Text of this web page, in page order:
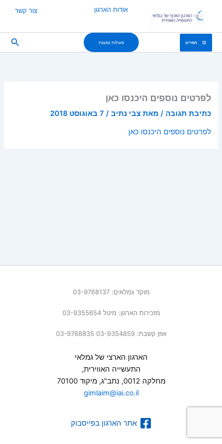
אודות הארגון צור קשר
תפריט פעולות נפוצות
לפרטים נוספים היכנסו כאן
כתיבת תגובה / מאתצבי נתיב/ 7 באוגוסט 2018
לפרטים נוספים היכנסו כאן
מוקד גמלאים: 03-9768137
מזכירות הארגון: מיטל 03-9355654
אוזן קשבת: 03-9354859 03-9768835
הארגון הארצי של גמלאי
התעשייה האווירית,
מחלקה 0012, נתב"ג, מיקוד 70100
gimlaim@iai.co.il
אתר הארגון בפייסבוק